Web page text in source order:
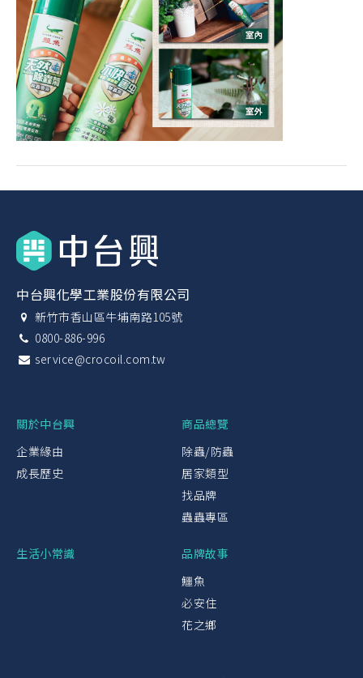
中台興化學工業股份有限公司
新竹市香山區牛埔南路105號
0800-886-996
service@crocoil.com.tw
關於中台興
企業緣由
成長歷史
商品總覽
除蟲/防蟲
居家類型
找品牌
蟲蟲專區
生活小常識
品牌故事
鱷魚
必安住
花之鄉